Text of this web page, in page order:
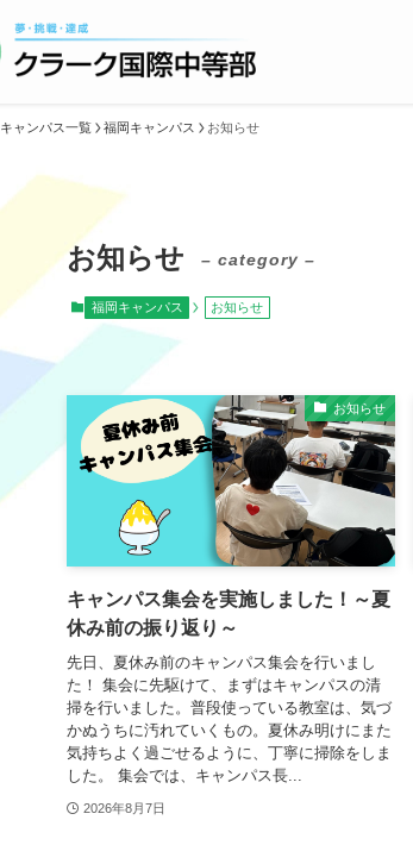
キャンパス一覧 福岡キャンパス お知らせ
お知らせ – category –
福岡キャンパス お知らせ
お知らせ
キャンパス集会を実施しました！～夏
休み前の振り返り～
先日、夏休み前のキャンパス集会を行いまし
た！ 集会に先駆けて、まずはキャンパスの清
掃を行いました。普段使っている教室は、気づ
かぬうちに汚れていくもの。夏休み明けにまた
気持ちよく過ごせるように、丁寧に掃除をしま
した。 集会では、キャンパス長...
2026年8月7日